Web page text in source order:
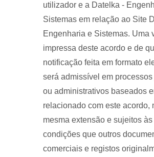
utilizador e a Datelka -
Sistemas em relação ao Site
Engenharia e Sistemas. Uma
impressa deste acordo e de
notificação feita em formato
será admissível em
ou administrativos baseados
relacionado com este acordo,
mesma extensão e sujeitos
condições que outros
comerciais e registos